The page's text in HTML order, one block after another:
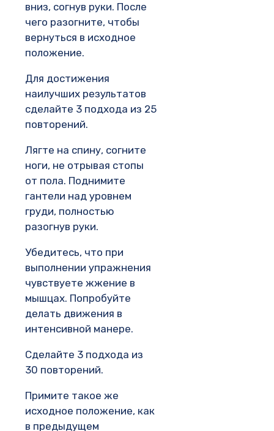
вниз, согнув руки. После
чего разогните, чтобы
вернуться в исходное
положение.
Для достижения
наилучших результатов
сделайте 3 подхода из 25
повторений.
Лягте на спину, согните
ноги, не отрывая стопы
от пола. Поднимите
гантели над уровнем
груди, полностью
разогнув руки.
Убедитесь, что при
выполнении упражнения
чувствуете жжение в
мышцах. Попробуйте
делать движения в
интенсивной манере.
Сделайте 3 подхода из
30 повторений.
Примите такое же
исходное положение, как
в предыдущем